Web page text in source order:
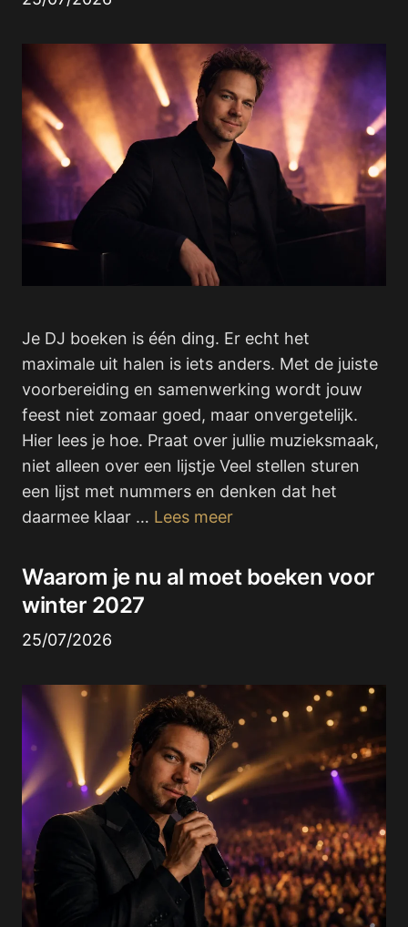
Je DJ boeken is één ding. Er echt het
maximale uit halen is iets anders. Met de juiste
voorbereiding en samenwerking wordt jouw
feest niet zomaar goed, maar onvergetelijk.
Hier lees je hoe. Praat over jullie muzieksmaak,
niet alleen over een lijstje Veel stellen sturen
een lijst met nummers en denken dat het
daarmee klaar … Lees meer
Waarom je nu al moet boeken voor
winter 2027
25/07/2026